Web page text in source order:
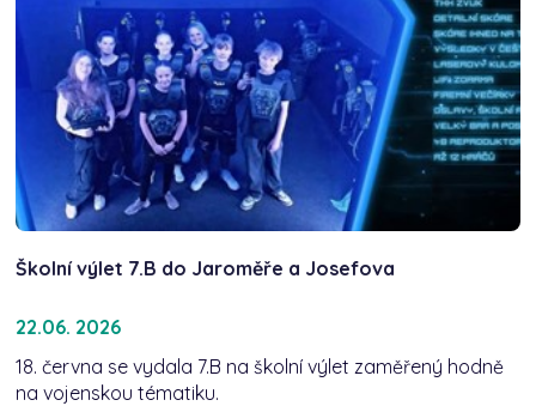
Školní výlet 7.B do Jaroměře a Josefova
22.06. 2026
18. června se vydala 7.B na školní výlet zaměřený hodně
na vojenskou tématiku.